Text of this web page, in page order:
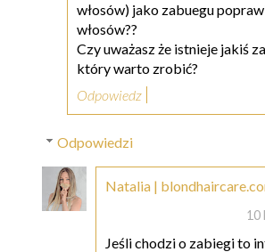
włosów) jako zabuegu
włosów??
Czy uważasz że istnieje jakiś
który warto zrobić?
Odpowiedz
Odpowiedzi
Natalia |
10
Jeśli chodzi o zabiegi to